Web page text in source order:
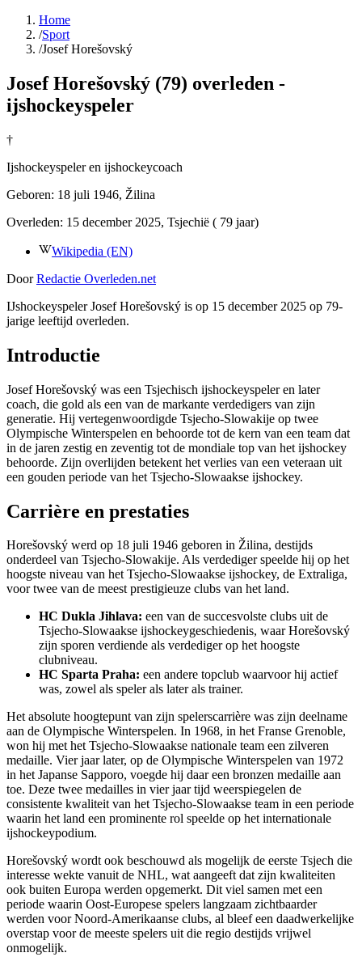
Home
/Sport
/Josef Horešovský
Josef Horešovský (79) overleden -
ijshockeyspeler
†
Ijshockeyspeler en ijshockeycoach
Geboren: 18 juli 1946, Žilina
Overleden: 15 december 2025, Tsjechië ( 79 jaar)
Wikipedia (EN)
Door Redactie Overleden.net
IJshockeyspeler Josef Horešovský is op 15 december 2025 op 79-
jarige leeftijd overleden.
Introductie
Josef Horešovský was een Tsjechisch ijshockeyspeler en later
coach, die gold als een van de markante verdedigers van zijn
generatie. Hij vertegenwoordigde Tsjecho-Slowakije op twee
Olympische Winterspelen en behoorde tot de kern van een team dat
in de jaren zestig en zeventig tot de mondiale top van het ijshockey
behoorde. Zijn overlijden betekent het verlies van een veteraan uit
een gouden periode van het Tsjecho-Slowaakse ijshockey.
Carrière en prestaties
Horešovský werd op 18 juli 1946 geboren in Žilina, destijds
onderdeel van Tsjecho-Slowakije. Als verdediger speelde hij op het
hoogste niveau van het Tsjecho-Slowaakse ijshockey, de Extraliga,
voor twee van de meest prestigieuze clubs van het land.
HC Dukla Jihlava: een van de succesvolste clubs uit de
Tsjecho-Slowaakse ijshockeygeschiedenis, waar Horešovský
zijn sporen verdiende als verdediger op het hoogste
clubniveau.
HC Sparta Praha: een andere topclub waarvoor hij actief
was, zowel als speler als later als trainer.
Het absolute hoogtepunt van zijn spelerscarrière was zijn deelname
aan de Olympische Winterspelen. In 1968, in het Franse Grenoble,
won hij met het Tsjecho-Slowaakse nationale team een zilveren
medaille. Vier jaar later, op de Olympische Winterspelen van 1972
in het Japanse Sapporo, voegde hij daar een bronzen medaille aan
toe. Deze twee medailles in vier jaar tijd weerspiegelen de
consistente kwaliteit van het Tsjecho-Slowaakse team in een periode
waarin het land een prominente rol speelde op het internationale
ijshockeypodium.
Horešovský wordt ook beschouwd als mogelijk de eerste Tsjech die
interesse wekte vanuit de NHL, wat aangeeft dat zijn kwaliteiten
ook buiten Europa werden opgemerkt. Dit viel samen met een
periode waarin Oost-Europese spelers langzaam zichtbaarder
werden voor Noord-Amerikaanse clubs, al bleef een daadwerkelijke
overstap voor de meeste spelers uit die regio destijds vrijwel
onmogelijk.